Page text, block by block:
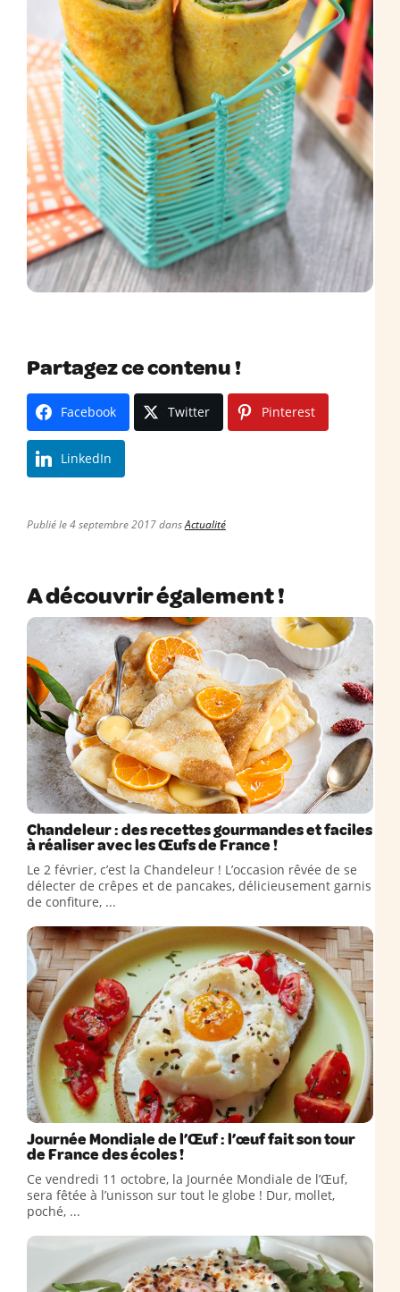
Partagez ce contenu !
Facebook Twitter Pinterest
LinkedIn
Publié le 4 septembre 2017 dansActualité
A découvrir également !
Chandeleur : des recettes gourmandes et faciles
à réaliser avec les Œufs de France !
Le 2 février, c’est la Chandeleur ! L’occasion rêvée de se
délecter de crêpes et de pancakes, délicieusement garnis
de confiture, ...
Journée Mondiale de l’Œuf : l’œuf fait son tour
de France des écoles !
Ce vendredi 11 octobre, la Journée Mondiale de l’Œuf,
sera fêtée à l’unisson sur tout le globe ! Dur, mollet,
poché, ...